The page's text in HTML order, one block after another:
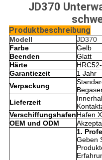
JD370
Produktbeschreibung
Modell
JD370
Farbe
Gelb
Beenden
Glatt
Härte
Garantiezeit
1 Jahr
Verpackung
Lieferzeit
VerschiffungshafenHafen
OEM und ODM
1.
Geben